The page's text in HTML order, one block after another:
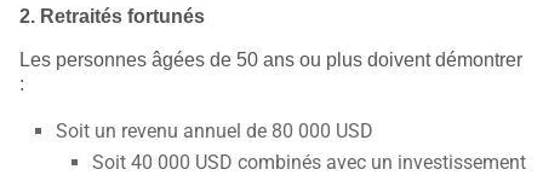
2. Retraités fortunés
Les personnes âgées de 50 ans ou plus doivent démontrer
:
Soit un revenu annuel de 80 000 USD
Soit 40 000 USD combinés avec un investissement